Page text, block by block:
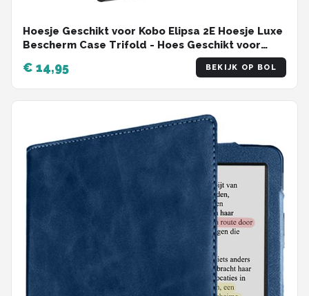
Hoesje Geschikt voor Kobo Elipsa 2E Hoesje Luxe
Bescherm Case Trifold - Hoes Geschikt voor
Kobo Elipsa 2E Hoes Book Cover - Grijs
€ 14,95 BEKIJK OP BOL